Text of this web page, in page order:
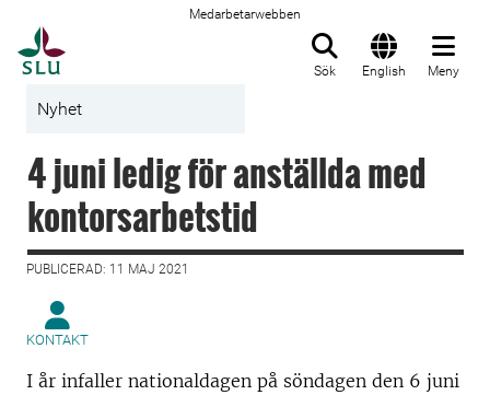
Medarbetarwebben
Sök English Meny
Nyhet
4 juni ledig för anställda med
kontorsarbetstid
PUBLICERAD: 11 MAJ 2021
KONTAKT
I år infaller nationaldagen på söndagen den 6 juni